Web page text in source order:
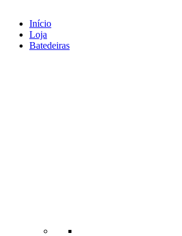
Início
Loja
Batedeiras